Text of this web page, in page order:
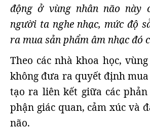
động ở vùng nhân não này
người ta nghe nhạc, mức độ
ra mua sản phẩm âm nhạc đó
Theo các nhà khoa học,
không đưa ra quyết định
tạo ra liên kết giữa các
phận giác quan, cảm xúc và
não.